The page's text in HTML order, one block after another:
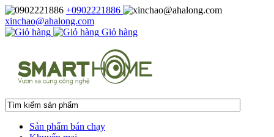
+0902221886
xinchao@ahalong.com
Giỏ hàng
Sản phẩm bán chạy